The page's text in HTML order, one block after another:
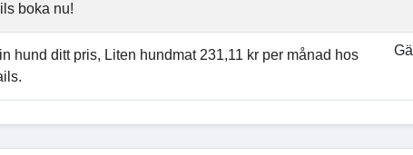
boka nu!
hund ditt pris, Liten hundmat 231,11 kr per månad hos